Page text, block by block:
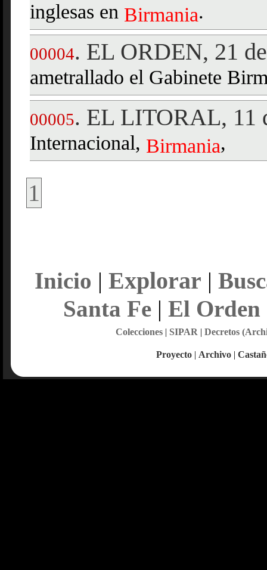
inglesas en Birmania.
00004. EL ORDEN, 21
ametrallado el Gabinete
00005. EL LITORAL, 11
Internacional, Birmania,
1
Inicio | Explorar |
Santa Fe| El Orden
Colecciones| SIPAR | Decretos
Proyecto | Archivo |